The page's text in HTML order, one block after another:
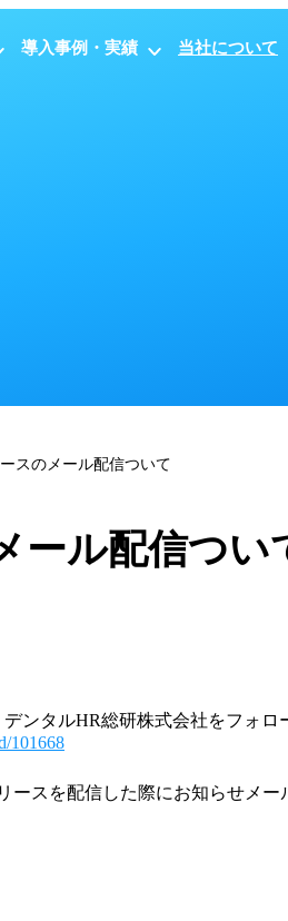
導入事例・実績 当社について
スのメール配信ついて
ール配信つい
ンタルHR総研株式会社をフォロ
101668
スを配信した際にお知らせメー